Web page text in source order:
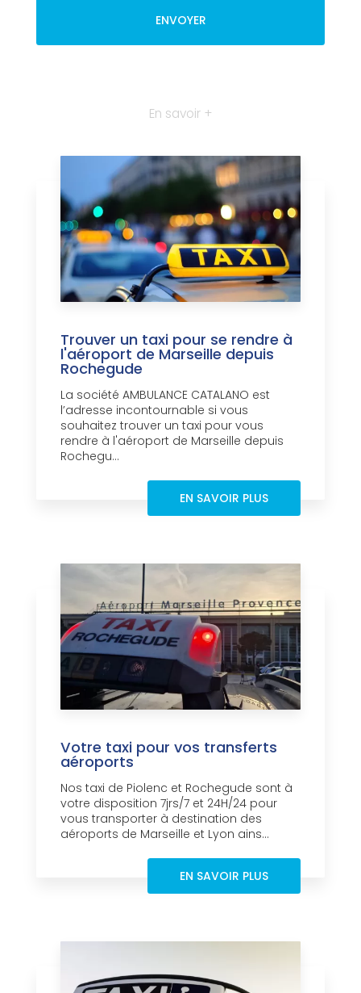
En savoir +
Trouver un taxi pour se rendre à
l'aéroport de Marseille depuis
Rochegude
La société AMBULANCE CATALANO est
l’adresse incontournable si vous
souhaitez trouver un taxi pour vous
rendre à l'aéroport de Marseille depuis
Rochegu...
EN SAVOIR PLUS
Votre taxi pour vos transferts
aéroports
Nos taxi de Piolenc et Rochegude sont à
votre disposition 7jrs/7 et 24H/24 pour
vous transporter à destination des
aéroports de Marseille et Lyon ains...
EN SAVOIR PLUS